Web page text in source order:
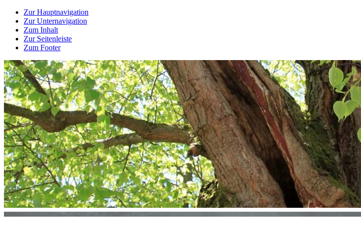
Zur Hauptnavigation
Zur Unternavigation
Zum Inhalt
Zur Seitenleiste
Zum Footer